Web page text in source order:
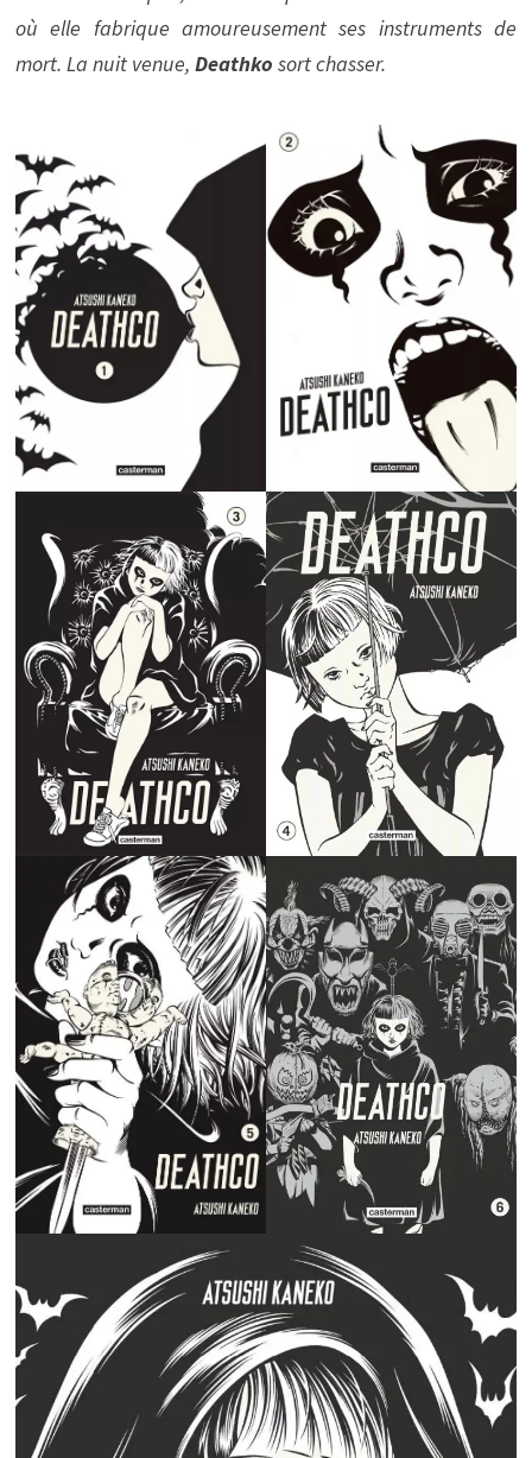
où elle fabrique amoureusement ses instruments de
mort. La nuit venue, Deathko sort chasser.